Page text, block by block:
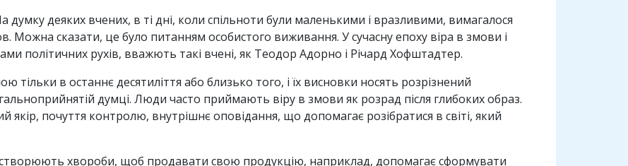
думку деяких вчених, в ті дні, коли спільноти були маленькими і вразливими, вимагалося
Можна сказати, це було питанням особистого виживання. У сучасну епоху віра в змови і
політичних рухів, вважють такі вчені, як Теодор Адорно і Річард Хофштадтер.
тільки в останнє десятиліття або близько того, і їх висновки носять розрізнений
думці. Люди часто приймають віру в змови як розрад після глибоких образ.
якір, почуття контролю, внутрішнє оповідання, що допомагає розібратися в світі, який
хвороби, щоб продавати свою продукцію, наприклад, допомагає сформувати